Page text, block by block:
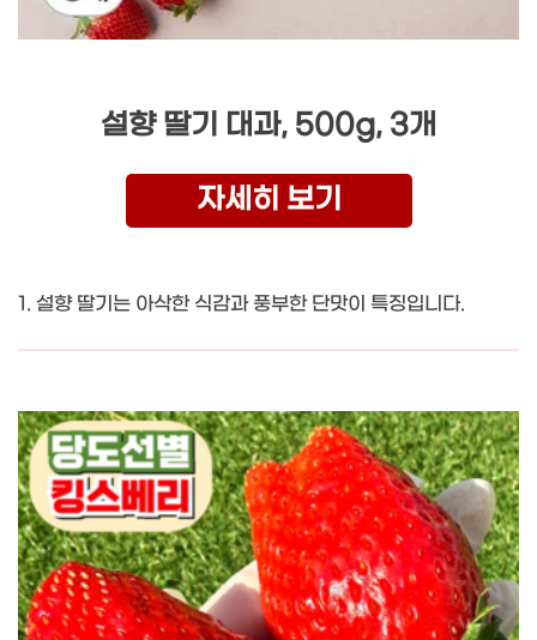
설향 딸기 대과, 500g, 3개
자세히 보기
1. 설향 딸기는 아삭한 식감과 풍부한 단맛이 특징입니다.